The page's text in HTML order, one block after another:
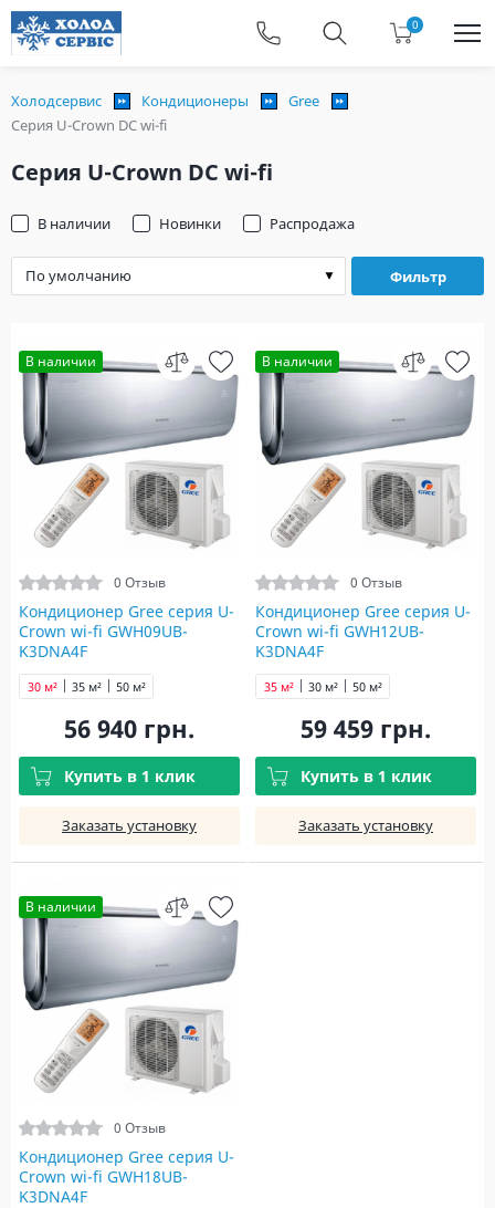
0
Холодсервис Кондиционеры
Gree
Серия U-Crown DC wi-fi
Серия U-Crown DC wi-fi
Фильтр
В наличии Новинки Распродажа
В наличии
0 Отзыв
Кондиционер Gree серия U-
Crown wi-fi GWH09UB-
K3DNA4F
30 м² 35 м² 50 м²
56 940 грн.
Купить в 1 клик
Заказать установку
В наличии
0 Отзыв
Кондиционер Gree серия U-
Crown wi-fi GWH12UB-
K3DNA4F
30 м²
35 м² 50 м²
59 459 грн.
Купить в 1 клик
Заказать установку
В наличии
0 Отзыв
Кондиционер Gree серия U-
Crown wi-fi GWH18UB-
K3DNA4F